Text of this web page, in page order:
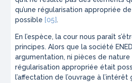
qu’une régularisation appropriée
possible [05].
En l’espèce, la cour nous paraît
principes. Alors que la société
argumentation, ni pièces de nature
régularisation appropriée était
l’affectation de l’ouvrage à l’intérêt